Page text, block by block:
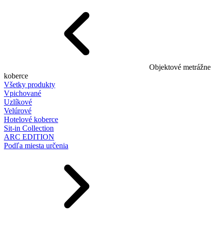
Objektové metrážne
koberce
Všetky produkty
Vpichované
Uzlíkové
Velúrové
Hotelové koberce
Sit-in Collection
ARC EDITION
Podľa miesta určenia